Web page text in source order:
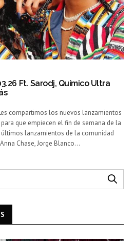
Ft. Sarodj, Químico Ultra
compartimos los nuevos lanzamientos
que empiecen el fin de semana de la
lanzamientos de la comunidad
Chase, Jorge Blanco…